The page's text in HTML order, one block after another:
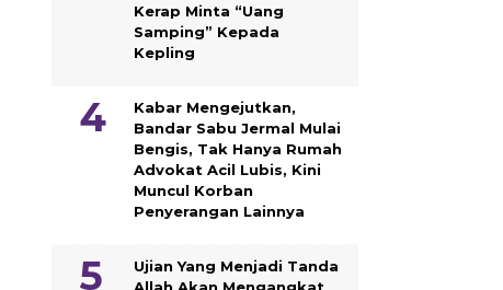
Kerap Minta “Uang
Samping” Kepada
Kepling
Kabar Mengejutkan,
Bandar Sabu Jermal Mulai
Bengis, Tak Hanya Rumah
Advokat Acil Lubis, Kini
Muncul Korban
Penyerangan Lainnya
Ujian Yang Menjadi Tanda
Allah Akan Mengangkat